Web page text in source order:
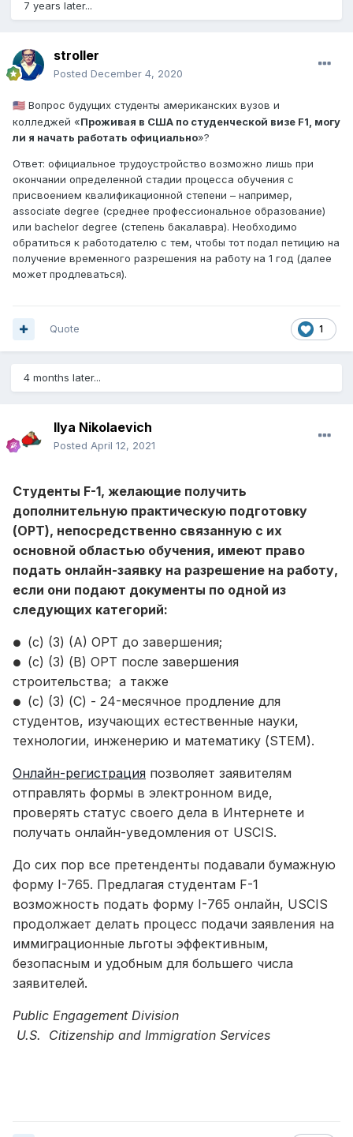
7 years later...
stroller
Posted December 4, 2020
🇺🇸 Вопрос будущих студенты американских вузов и
колледжей «Проживая в США по студенческой визе F1, могу
ли я начать работать официально»?
Ответ: официальное трудоустройство возможно лишь при
окончании определенной стадии процесса обучения с
присвоением квалификационной степени – например,
associate degree (среднее профессиональное образование)
или bachelor degree (степень бакалавра). Необходимо
обратиться к работодателю с тем, чтобы тот подал петицию на
получение временного разрешения на работу на 1 год (далее
может продлеваться).
1
Quote
4 months later...
Ilya Nikolaevich
Posted April 12, 2021
Студенты F-1, желающие получить
дополнительную практическую подготовку
(OPT), непосредственно связанную с их
основной областью обучения, имеют право
подать онлайн-заявку на разрешение на работу,
если они подают документы по одной из
следующих категорий:
● (c) (3) (A) OPT до завершения;
●
(c) (3) (B) OPT после завершения
строительства; а также
●
(c) (3) (C) - 24-месячное продление для
студентов, изучающих естественные науки,
технологии, инженерию и математику (STEM).
Онлайн-регистрация позволяет заявителям
отправлять формы в электронном виде,
проверять статус своего дела в Интернете и
получать онлайн-уведомления от USCIS.
До сих пор все претенденты подавали бумажную
форму I-765. Предлагая студентам F-1
возможность подать форму I-765 онлайн, USCIS
продолжает делать процесс подачи заявления на
иммиграционные льготы эффективным,
безопасным и удобным для большего числа
заявителей.
Public Engagement Division
U.S. Citizenship and Immigration Services